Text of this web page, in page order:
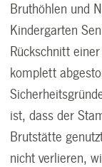
Bruthöhlen und
Kindergarten
Rückschnitt
komplett
ist, dass der
Brutstätte
nicht verlieren,